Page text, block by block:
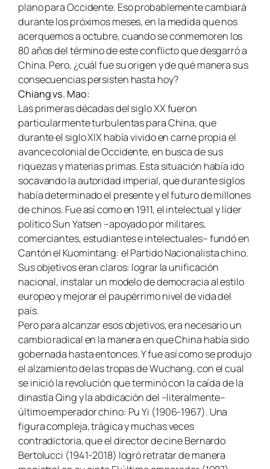
plano para Occidente. Eso probablemente cambiará
durante los próximos meses, en la medida que nos
acerquemos a octubre, cuando se conmemoren los
80 años del término de este conflicto que desgarró a
China. Pero, ¿cuál fue su origen y de qué manera sus
consecuencias persisten hasta hoy?
Chiang vs. Mao:
Las primeras décadas del siglo XX fueron
particularmente turbulentas para China, que
durante el siglo XIX había vivido en carne propia el
avance colonial de Occidente, en busca de sus
riquezas y materias primas. Esta situación había ido
socavando la autoridad imperial, que durante siglos
había determinado el presente y el futuro de millones
de chinos. Fue así como en 1911, el intelectual y líder
político Sun Yatsen –apoyado por militares,
comerciantes, estudiantes e intelectuales– fundó en
Cantón el Kuomintang: el Partido Nacionalista chino.
Sus objetivos eran claros: lograr la unificación
nacional, instalar un modelo de democracia al estilo
europeo y mejorar el paupérrimo nivel de vida del
país.
Pero para alcanzar esos objetivos, era necesario un
cambio radical en la manera en que China había sido
gobernada hasta entonces. Y fue así como se produjo
el alzamiento de las tropas de Wuchang, con el cual
se inició la revolución que terminó con la caída de la
dinastía Qing y la abdicación del –literalmente–
último emperador chino: Pu Yi (1906-1967). Una
figura compleja, trágica y muchas veces
contradictoria, que el director de cine Bernardo
Bertolucci (1941-2018) logró retratar de manera